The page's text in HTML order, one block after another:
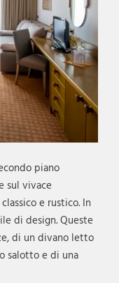
piano
sul vivace
e rustico. In
di design. Queste
di un divano letto
salotto e di una